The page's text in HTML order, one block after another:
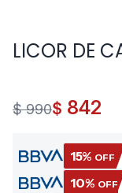
LICOR DE
$ 990$ 842
15% OFF
10% OFF